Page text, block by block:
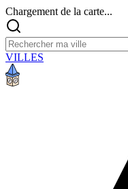
Chargement de la carte...
VILLES